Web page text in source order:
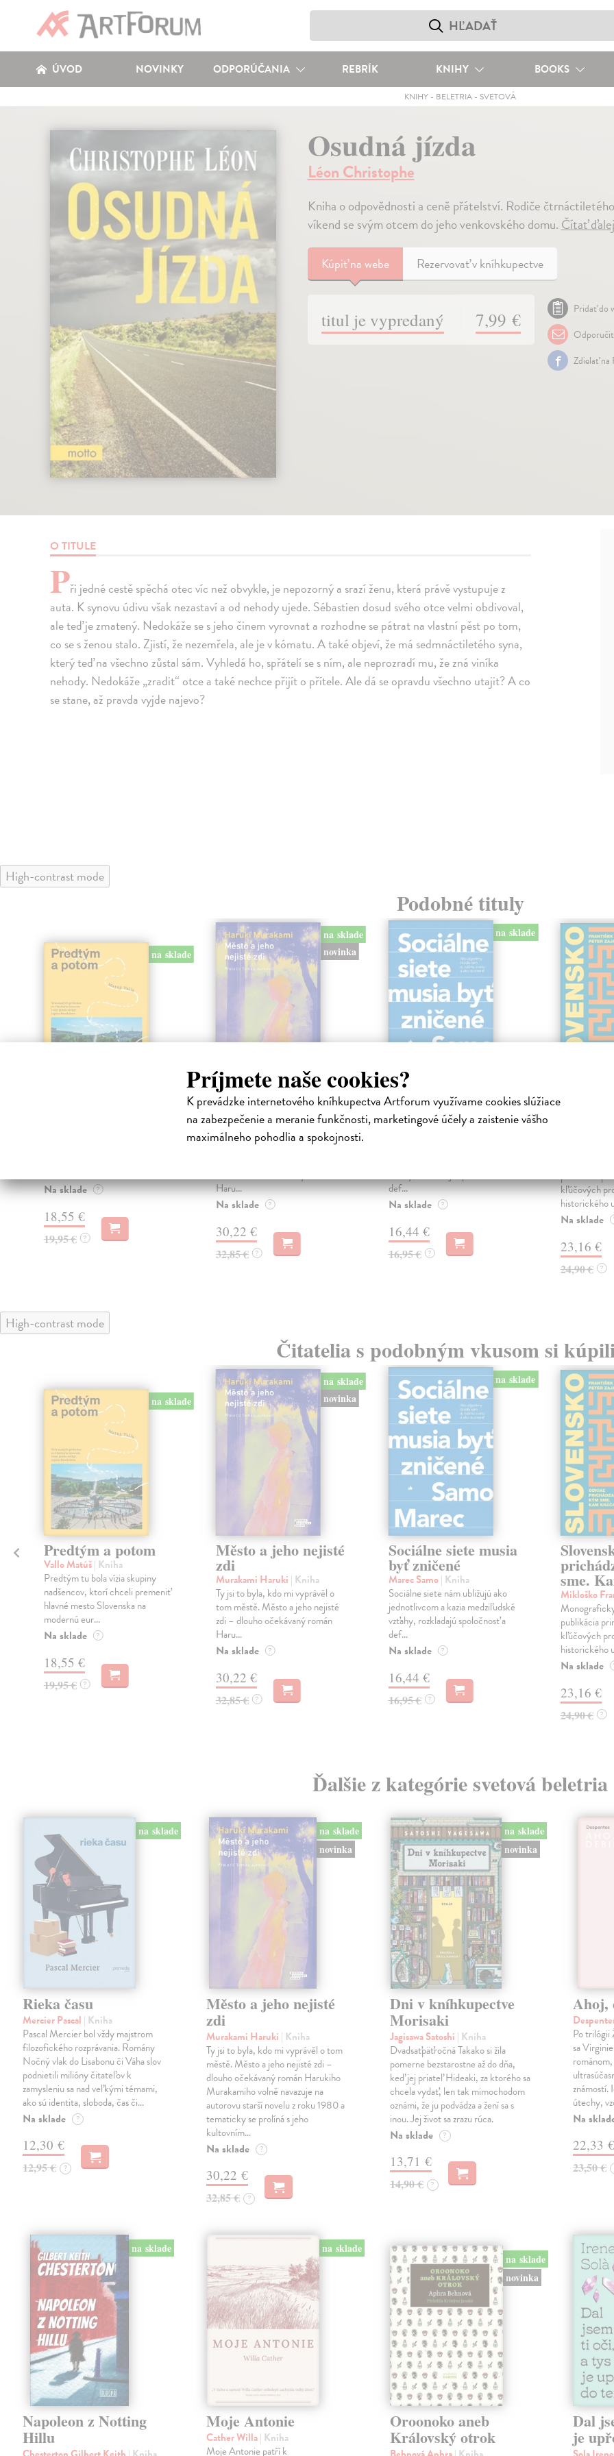
Príjmete naše cookies?
K prevádzke internetového kníhkupectva Artforum využívame cookies slúžiace
na zabezpečenie a meranie funkčnosti, marketingové účely a zaistenie vášho
maximálneho pohodlia a spokojnosti.
ÚVOD NOVINKY ODPORÚČANIA REBRÍK KNIHY BOOKS
KNIHY - BELETRIA - SVETOVÁ
Osudná jízda
Léon Christophe
Kniha o odpovědnosti a ceně přátelství. Rodiče
víkend se svým otcem do jeho venkovského domu.Čítať
Kúpiťna webe Rezervovať v kníhkupectve
titul je vypredaný 7,99 €
Pridať do
Zdielať na
O TITULE
Při jedné cestě spěchá otec víc než obvykle, je nepozorný a srazí ženu, která právě vystupuje z
auta. K synovu údivu však nezastaví a od nehody ujede. Sébastien dosud svého otce velmi obdivoval,
ale teď je zmatený. Nedokáže se s jeho činem vyrovnat a rozhodne se pátrat na vlastní pěst po tom,
co se s ženou stalo. Zjistí, že nezemřela, ale je v kómatu. A také objeví, že má sedmnáctiletého syna,
který teď na všechno zůstal sám. Vyhledá ho, spřátelí se s ním, ale neprozradí mu, že zná viníka
nehody. Nedokáže „zradit“ otce a také nechce přijít o přítele. Ale dá se opravdu všechno utajit? A co
se stane, až pravda vyjde najevo?
High-contrast mode
Podobné tituly
na sklade
Na sklade ?
18,55 €
19,95 € ?
na sklade
novinka
Město a jeho nejisté
zdi
Murakami Haruki| Kniha
Ty jsi to byla, kdo mi vyprávěl o
Haru...
Na sklade ?
30,22 €
32,85 € ?
na sklade
Sociálne siete musia
byť zničené
def...
Na sklade ?
16,44 €
16,95 € ?
sme.
publikácia
kľúčových
historického
Na sklade
23,16 €
24,90 € ?
High-contrast mode
Čitatelia s podobným vkusom si
na sklade
Predtým a potom
Vallo Matúš| Kniha
Predtým tu bola vízia skupiny
nadšencov, ktorí chceli premeniť
hlavné mesto Slovenska na
modernú eur...
Na sklade ?
18,55 €
19,95 € ?
na sklade
novinka
Město a jeho nejisté
zdi
Murakami Haruki | Kniha
Ty jsi to byla, kdo mi vyprávěl o
tom městě. Město a jeho nejisté
zdi – dlouho očekávaný román
Haru...
Na sklade ?
30,22 €
32,85 € ?
na sklade
Sociálne siete musia
byť zničené
Marec Samo| Kniha
Sociálne siete nám ubližujú ako
jednotlivcom a kazia medziľudské
vzťahy, rozkladajú spoločnosť a
def...
Na sklade ?
16,44 €
16,95 € ?
sme.
Mikloško
publikácia
kľúčových
historického
Na sklade
23,16 €
24,90 € ?
Ďalšie z kategórie svetová beletria
na sklade
Rieka času
Mercier Pascal | Kniha
Pascal Mercier bol vždy majstrom
filozofického rozprávania. Romány
Nočný vlak do Lisabonu či Váha slov
podnietili milióny čitateľov k
zamysleniu sa nad veľkými témami,
ako sú identita, sloboda, čas či…
Na sklade ?
12,30 €
12,95 € ?
na sklade
novinka
Město a jeho nejisté
zdi
Murakami Haruki | Kniha
Ty jsi to byla, kdo mi vyprávěl o tom
městě. Město a jeho nejisté zdi –
dlouho očekávaný román Harukiho
Murakamiho volně navazuje na
autorovu starší novelu z roku 1980 a
tematicky se prolíná s jeho
kultovním…
Na sklade ?
30,22 €
32,85 € ?
na sklade
novinka
Dni v kníhkupectve
Morisaki
Jagisawa Satoshi | Kniha
Dvadsaťpäťročná Takako si žila
pomerne bezstarostne až do dňa,
keď jej priateľ Hideaki, za ktorého sa
chcela vydať, len tak mimochodom
oznámi, že ju podvádza a žení sa s
inou. Jej život sa zrazu rúca.
Na sklade ?
13,71 €
14,90 € ?
Ahoj,
Po trilógii
sa
známostí.
útechy,
Na
22,33 €
23,50 €
na sklade
Napoleon z Notting
Hillu
na sklade
Moje Antonie
Cather Willa| Kniha
Moje Antonie patří k
na sklade
novinka
Oroonoko aneb
Královský otrok
Dal
je